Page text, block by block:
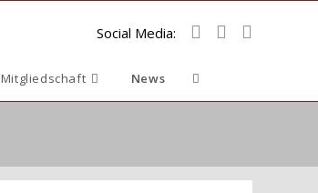
Social Media:
Mitgliedschaft News Website-
umschalten